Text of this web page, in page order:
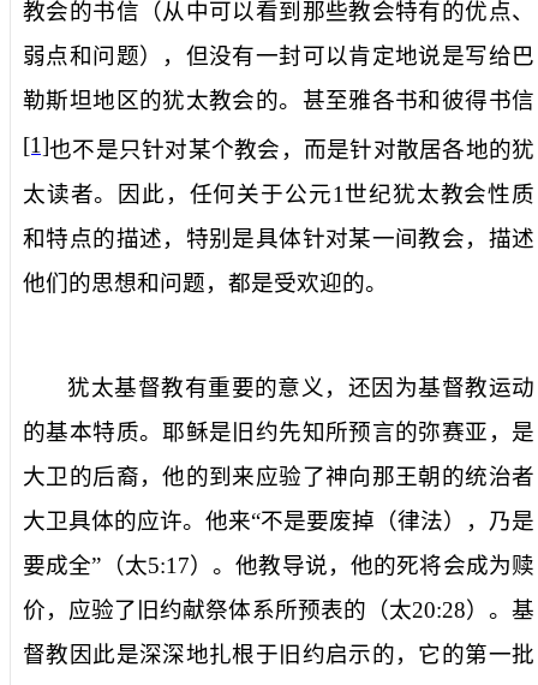
教会的书信（从中可以看到那些教会特有的优点、
弱点和问题），但没有一封可以肯定地说是写给巴
勒斯坦地区的犹太教会的。甚至雅各书和彼得书信
[1]也不是只针对某个教会，而是针对散居各地的犹
太读者。因此，任何关于公元1 世纪犹太教会性质
和特点的描述，特别是具体针对某一间教会，描述
他们的思想和问题，都是受欢迎的。
犹太基督教有重要的意义，还因为基督教运动
的基本特质。耶稣是旧约先知所预言的弥赛亚，是
大卫的后裔，他的到来应验了神向那王朝的统治者
大卫具体的应许。他来“不是要废掉（律法），乃是
要成全”（太5:17）。他教导说，他的死将会成为赎
价，应验了旧约献祭体系所预表的（太20:28）。基
督教因此是深深地扎根于旧约启示的，它的第一批